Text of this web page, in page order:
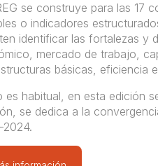
se construye para las 17
o indicadores
identificar las fortalezas y
mercado de trabajo,
básicas, eficiencia
es habitual, en esta edición
se dedica a la